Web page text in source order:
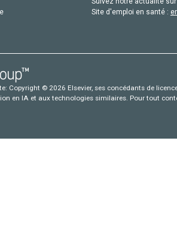
Site d'emploi en santé :
Copyright © 2026 Elsevier, ses concédants de
en IA et aux technologies similaires. Pour tout